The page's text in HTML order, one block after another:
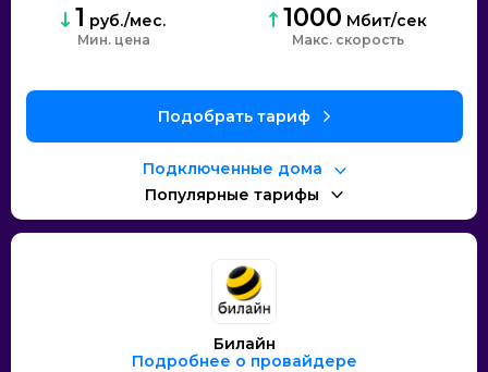
1 руб./мес.
Мин. цена
1000 Мбит/сек
Макс. скорость
Подобрать тариф
Подключенные дома
Популярные тарифы
Билайн
Подробнее о провайдере